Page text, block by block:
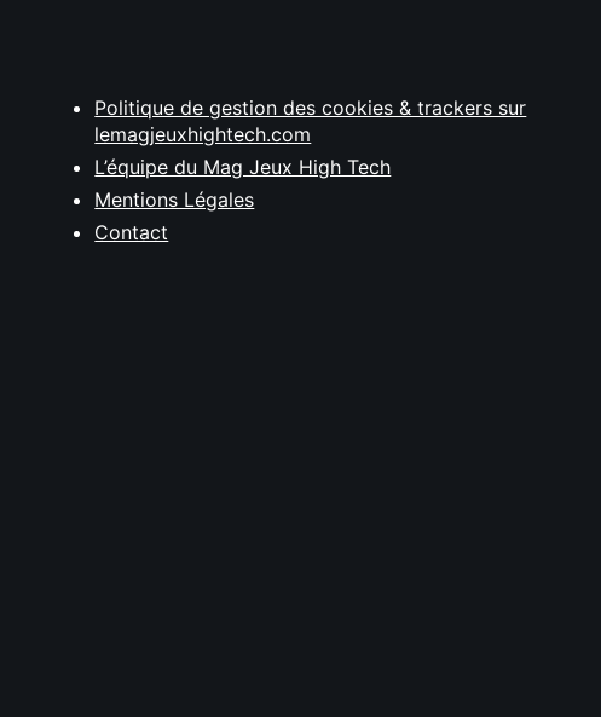
Politique de gestion des cookies & trackers sur
lemagjeuxhightech.com
L’équipe du Mag Jeux High Tech
Mentions Légales
Contact